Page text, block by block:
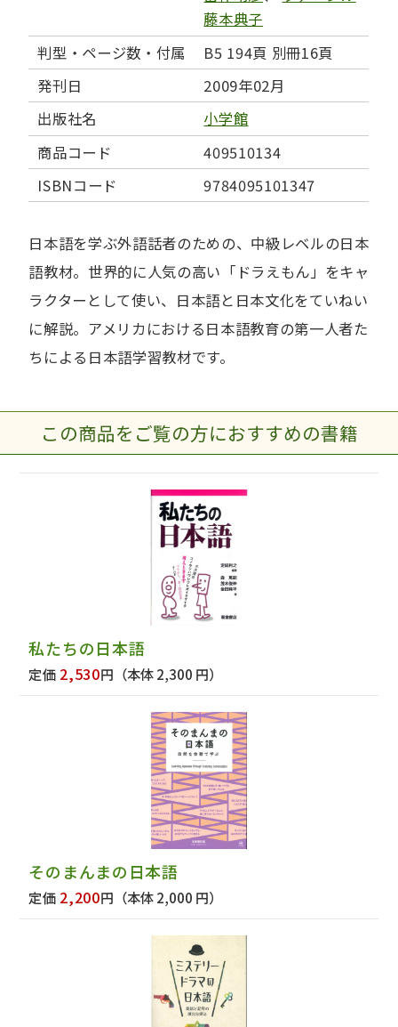
藤本典子
判型・ページ数・付属
B5 194頁 別冊16頁
発刊日
2009年02月
出版社名
小学館
商品コード
409510134
ISBNコード
9784095101347
日本語を学ぶ外語話者のための、中級レベルの日本
語教材。世界的に人気の高い「ドラえもん」をキャ
ラクターとして使い、日本語と日本文化をていねい
に解説。アメリカにおける日本語教育の第一人者た
ちによる日本語学習教材です。
この商品をご覧の方におすすめの書籍
私たちの日本語
定価 2,530円 （本体 2,300 円）
そのまんまの日本語
定価 2,200円 （本体 2,000 円）